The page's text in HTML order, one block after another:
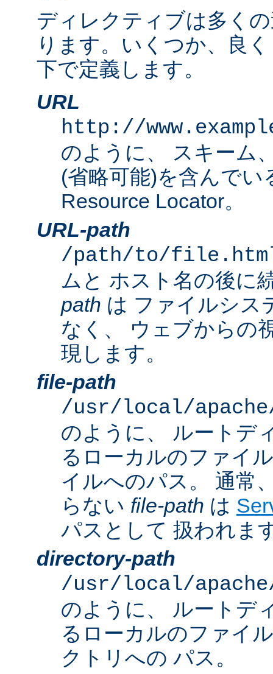
ディレクティブは多く
ります。いくつか、良
下で定義します。
URL
http://
のように、 スキーム
(省略可能)を含んでい
Resource Locator。
URL-path
/path/to/
ムと ホスト名の後に
path は ファイルシス
なく、 ウェブからの
現します。
file-path
/usr/local/
のように、 ルートデ
るローカルのファイ
イルへのパス。 通常
らない file-path は
パスとして 扱われま
directory-path
/usr/local/
のように、 ルートデ
るローカルのファイ
クトリへの パス。